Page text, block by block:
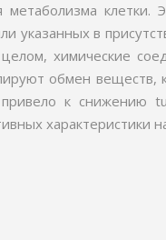
клетки.
указанных в
химические
обмен
к снижению
характеристики